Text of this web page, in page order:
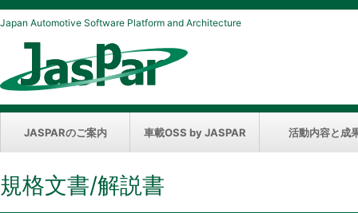
Japan Automotive Software Platform and Architecture
JASPARのご案内 車載OSS by JASPAR 活動内容と成
規格文書/解説書